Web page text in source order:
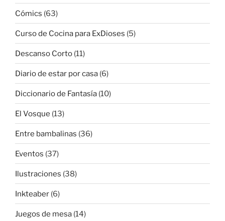
Cómics (63)
Curso de Cocina para ExDioses (5)
Descanso Corto (11)
Diario de estar por casa (6)
Diccionario de Fantasía (10)
El Vosque (13)
Entre bambalinas (36)
Eventos (37)
Ilustraciones (38)
Inkteaber (6)
Juegos de mesa (14)